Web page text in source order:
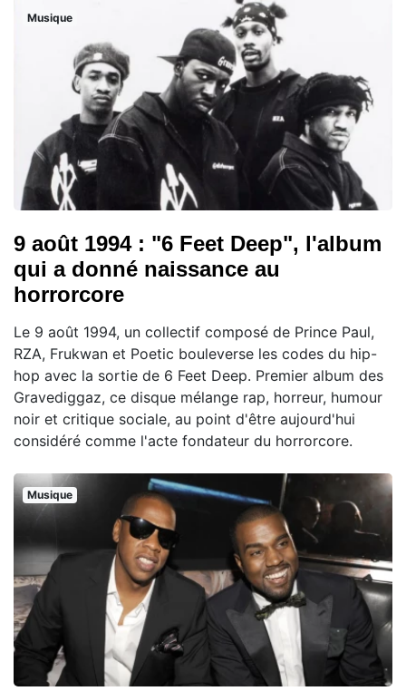
Musique
9 août 1994 : "6 Feet Deep", l'album
qui a donné naissance au
horrorcore
Le 9 août 1994, un collectif composé de Prince Paul,
RZA, Frukwan et Poetic bouleverse les codes du hip-
hop avec la sortie de 6 Feet Deep. Premier album des
Gravediggaz, ce disque mélange rap, horreur, humour
noir et critique sociale, au point d'être aujourd'hui
considéré comme l'acte fondateur du horrorcore.
Musique